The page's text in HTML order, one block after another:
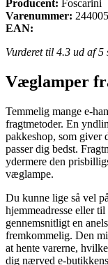
Producent: Foscarini
Varenummer:
EAN:
Vurderet til 4.3 ud af 5
Væglamper
Temmelig mange e-
fragtmetoder. En
pakkeshop, som giver
passer dig bedst.
ydermere den
væglampe.
Du kunne lige så vel
hjemmeadresse eller
gennemsnitligt en
fremkommelig. Den
at hente varerne,
dig nærved e-